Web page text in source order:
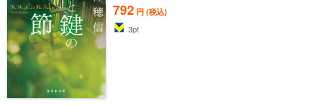
792 円 (税込)
3pt